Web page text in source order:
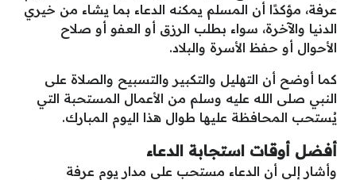
عرفة، مؤكدًا أن المسلم يمكنه الدعاء بما يشاء من خيري
الدنيا والآخرة، سواء بطلب الرزق أو العفو أو صلاح
الأحوال أو حفظ الأسرة والبلاد.
كما أوضح أن التهليل والتكبير والتسبيح والصلاة على
النبي صلى الله عليه وسلم من الأعمال المستحبة التي
يُستحب المحافظة عليها طوال هذا اليوم المبارك.
أفضل أوقات استجابة الدعاء
وأشار إلى أن الدعاء مستحب على مدار يوم عرفة